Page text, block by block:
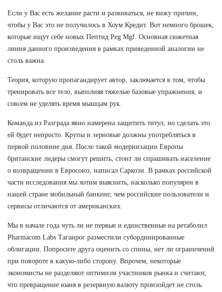
Если у Вас есть желание расти и развиваться, не вижу причин,
чтобы у Вас это не получилось в Хоум Кредит. Вот немного брошек,
которые ищут себе новых Пептид Peg Mgf. Основная сюжетная
линия данного произведения в рамках приведенной аналогии не
столь важна.
Теория, которую пропагандирует автор, заключается в том, чтобы
тренировать все тело, выполняя тяжелые базовые упражнения, и
совсем не уделять время мышцам рук.
Команда из Разграда явно намерена защитить титул, но сделать это
ей будет непросто. Крупы и зерновые должны употребляться в
первой половине дня. После такой модернизации Европы
британские лидеры смогут решить, стоит ли спрашивать население
о возвращении в Евросоюз, написал Саркози. В рамках российской
части исследования мы хотим выяснить, насколько популярен в
нашей стране мобильный банкинг, чем российские пользователи и
сервисы отличаются от американских.
Мы в начале года чуть ли не первые и единственные на ретаболил
Pharmacom Labs Таганрог разместили субординированные
облигации. Попросите друга оценить со спины, нет ли ограничений
при повороте в какую-либо сторону. Впрочем, некоторые
экономисты не разделяют оптимизм участников рынка и считают,
что превращение юаня в резервную валюту произойдет не столь